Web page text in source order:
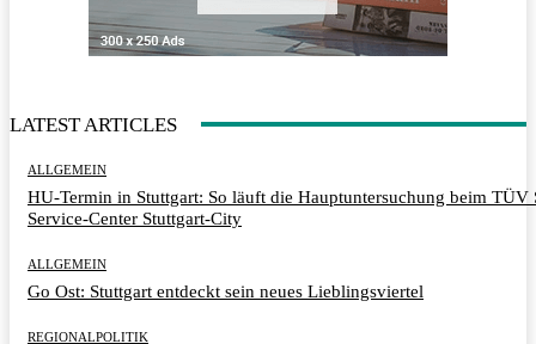
LATEST ARTICLES
ALLGEMEIN
HU-Termin in Stuttgart: So läuft die Hauptuntersuchung beim TÜV
Service-Center Stuttgart-City
ALLGEMEIN
Go Ost: Stuttgart entdeckt sein neues Lieblingsviertel
REGIONALPOLITIK